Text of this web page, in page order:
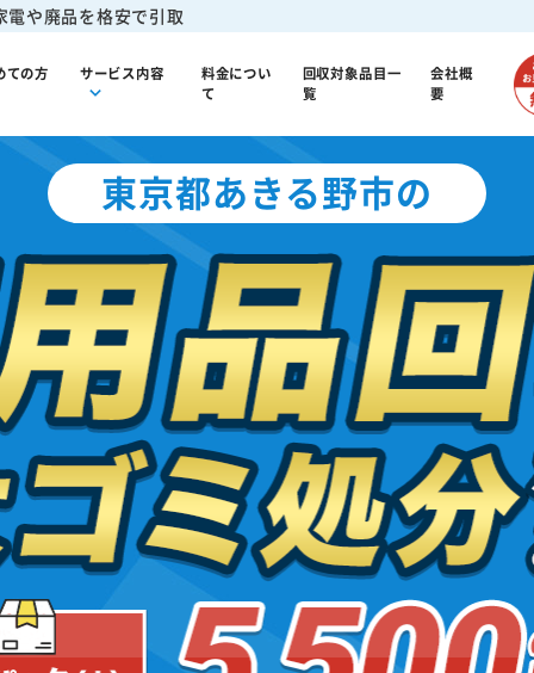
電や廃品を格安で引取
ての方 サービス内容
料金につい
て
回収対象品目一
覧
会社概
要
東京都あきる野市の